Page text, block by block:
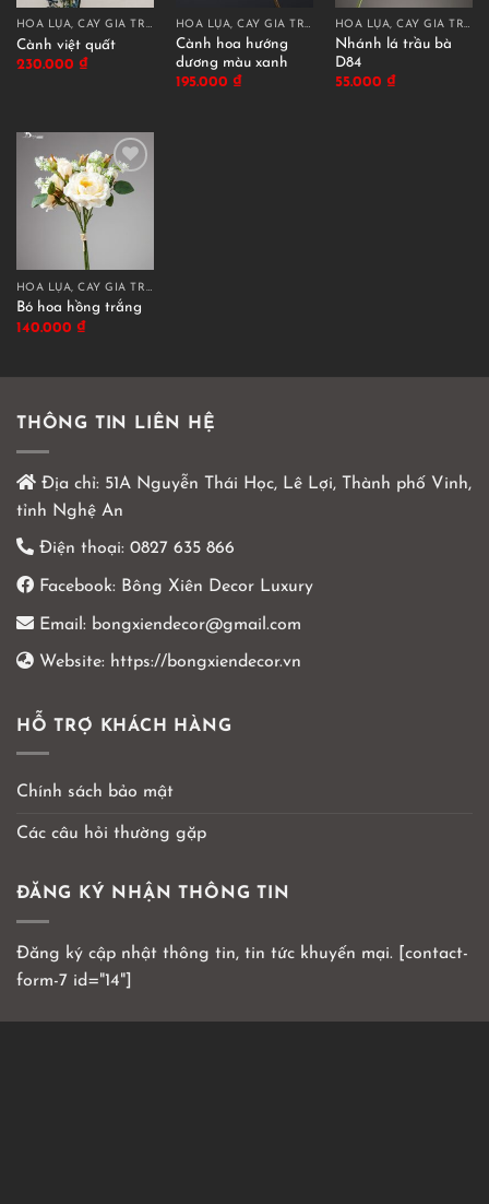
HOA LỤA, CÂY GIẢ TRANG TRÍ CAO CẤP
Cành việt quất
230.000 ₫
HOA LỤA, CÂY GIẢ TRANG TRÍ CAO CẤP
Cành hoa hướng
dương màu xanh
195.000 ₫
HOA LỤA, CÂY GIẢ TRANG TRÍ CAO CẤP
Nhánh lá trầu bà
D84
55.000 ₫
HOA LỤA, CÂY GIẢ TRANG TRÍ CAO CẤP
Bó hoa hồng trắng
140.000 ₫
THÔNG TIN LIÊN HỆ
Địa chỉ: 51A Nguyễn Thái Học, Lê Lợi, Thành phố Vinh,
tỉnh Nghệ An
Điện thoại: 0827 635 866
Facebook: Bông Xiên Decor Luxury
Email: bongxiendecor@gmail.com
Website: https://bongxiendecor.vn
HỖ TRỢ KHÁCH HÀNG
Chính sách bảo mật
Các câu hỏi thường gặp
ĐĂNG KÝ NHẬN THÔNG TIN
Đăng ký cập nhật thông tin, tin tức khuyến mại. [contact-
form-7 id="14"]